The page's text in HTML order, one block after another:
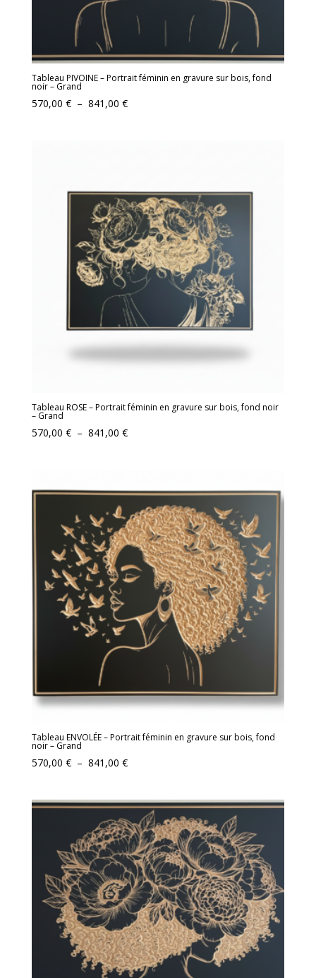
Tableau PIVOINE – Portrait féminin en gravure sur bois, fond
noir – Grand
570,00 € – 841,00 €Plage
Tableau ROSE – Portrait féminin en gravure sur bois, fond noir
– Grand
570,00 € – 841,00 €Plage
à
841,00 €
Tableau ENVOLÉE – Portrait féminin en gravure sur bois, fond
noir – Grand
570,00 € – 841,00 €Plage
570,00 €
à
841,00 €